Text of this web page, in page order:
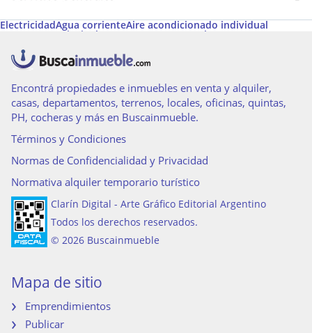
ElectricidadAgua corrienteAire acondicionado individual
Ascensores principales Gas natural
Apto Profesional Calefacción tiro balanceado
TeléfonoAcceso para personas con movilidad reducida
Acepta Garantías de Alquiler de Argenprop
TermotanqueAgua caliente central
Encontrá propiedades e inmuebles en venta y alquiler,
casas, departamentos, terrenos, locales, oficinas, quintas,
PH, cocheras y más en Buscainmueble.
Términos y Condiciones
Normas de Confidencialidad y Privacidad
Normativa alquiler temporario turístico
Clarín Digital - Arte Gráfico Editorial Argentino
Todos los derechos reservados.
© 2026 Buscainmueble
Mapa de sitio
Emprendimientos
Publicar